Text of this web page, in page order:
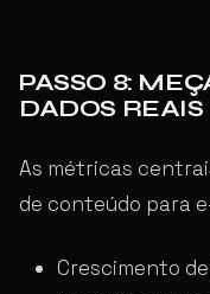
PASSO 8:
DADOS REAIS
As métricas
de conteúdo para
Crescimento